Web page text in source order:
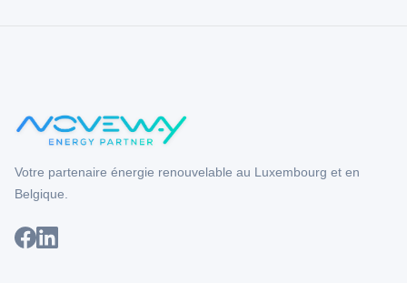
Votre partenaire énergie renouvelable au Luxembourg et en
Belgique.